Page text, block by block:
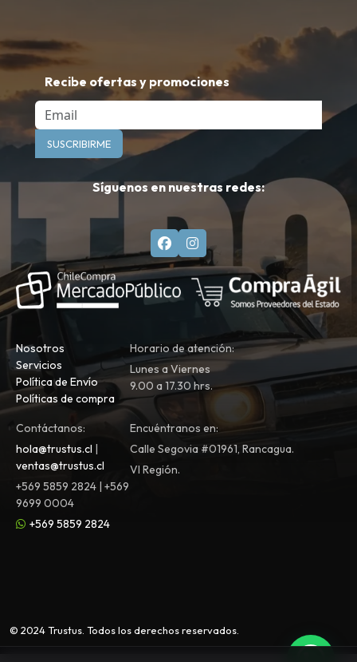
Recibe ofertas y promociones
Email
SUSCRIBIRME
Síguenos en nuestras redes:
Nosotros
Servicios
Política de Envío
Políticas de compra
Horario de atención:
Lunes a Viernes
9.00 a 17.30 hrs.
Contáctanos:
hola@trustus.cl |
ventas@trustus.cl
+569 5859 2824 | +569
9699 0004
+569 5859 2824
Encuéntranos en:
Calle Segovia #01961, Rancagua.
VI Región.
© 2024 Trustus. Todos los derechos reservados.